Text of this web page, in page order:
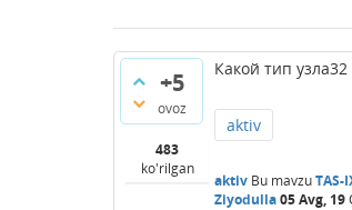
+5
ovoz
483
ko'rilgan
Какой тип
aktiv
aktiv Bu mavzuTAS-
Ziyodulla05 Avg, 19